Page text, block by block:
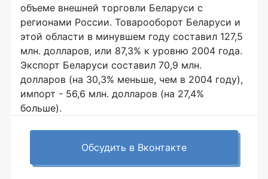
объеме внешней торговли Беларуси с
регионами России. Товарооборот Беларуси и
этой области в минувшем году составил 127,5
млн. долларов, или 87,3% к уровню 2004 года.
Экспорт Беларуси составил 70,9 млн.
долларов (на 30,3% меньше, чем в 2004 году),
импорт - 56,6 млн. долларов (на 27,4%
больше).
Обсудить в Вконтакте